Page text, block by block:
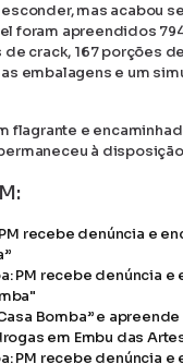
mas acabou
foram apreendidos
de crack, 167 porções
embalagens e um
flagrante e
à
recebe denúncia e
Bomba” e
em Embu das